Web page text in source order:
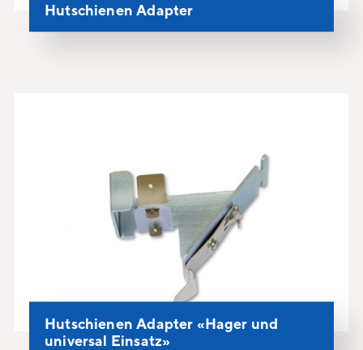
Hutschienen Adapter
Hutschienen Adapter «Hager und
universal Einsatz»